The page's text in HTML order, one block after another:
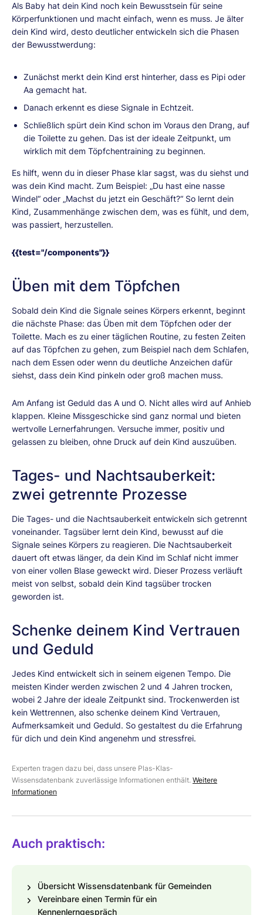
Als Baby hat dein Kind noch kein Bewusstsein für seine
Körperfunktionen und macht einfach, wenn es muss. Je älter
dein Kind wird, desto deutlicher entwickeln sich die Phasen
der Bewusstwerdung:
Zunächst merkt dein Kind erst hinterher, dass es Pipi oder
Aa gemacht hat.
Danach erkennt es diese Signale in Echtzeit.
Schließlich spürt dein Kind schon im Voraus den Drang, auf
die Toilette zu gehen. Das ist der ideale Zeitpunkt, um
wirklich mit dem Töpfchentraining zu beginnen.
Es hilft, wenn du in dieser Phase klar sagst, was du siehst und
was dein Kind macht. Zum Beispiel: „Du hast eine nasse
Windel“ oder „Machst du jetzt ein Geschäft?“ So lernt dein
Kind, Zusammenhänge zwischen dem, was es fühlt, und dem,
was passiert, herzustellen.
{{test="/components"}}
Üben mit dem Töpfchen
Sobald dein Kind die Signale seines Körpers erkennt, beginnt
die nächste Phase: das Üben mit dem Töpfchen oder der
Toilette. Mach es zu einer täglichen Routine, zu festen Zeiten
auf das Töpfchen zu gehen, zum Beispiel nach dem Schlafen,
nach dem Essen oder wenn du deutliche Anzeichen dafür
siehst, dass dein Kind pinkeln oder groß machen muss.
Am Anfang ist Geduld das A und O. Nicht alles wird auf Anhieb
klappen. Kleine Missgeschicke sind ganz normal und bieten
wertvolle Lernerfahrungen. Versuche immer, positiv und
gelassen zu bleiben, ohne Druck auf dein Kind auszuüben.
Tages- und Nachtsauberkeit:
zwei getrennte Prozesse
Die Tages- und die Nachtsauberkeit entwickeln sich getrennt
voneinander. Tagsüber lernt dein Kind, bewusst auf die
Signale seines Körpers zu reagieren. Die Nachtsauberkeit
dauert oft etwas länger, da dein Kind im Schlaf nicht immer
von einer vollen Blase geweckt wird. Dieser Prozess verläuft
meist von selbst, sobald dein Kind tagsüber trocken
geworden ist.
Schenke deinem Kind Vertrauen
und Geduld
Jedes Kind entwickelt sich in seinem eigenen Tempo. Die
meisten Kinder werden zwischen 2 und 4 Jahren trocken,
wobei 2 Jahre der ideale Zeitpunkt sind. Trockenwerden ist
kein Wettrennen, also schenke deinem Kind Vertrauen,
Aufmerksamkeit und Geduld. So gestaltest du die Erfahrung
für dich und dein Kind angenehm und stressfrei.
Experten tragen dazu bei, dass unsere Plas-Klas-
Wissensdatenbank zuverlässige Informationen enthält. Weitere
Informationen
Auch praktisch:
Übersicht Wissensdatenbank für Gemeinden
Vereinbare einen Termin für ein
Kennenlerngespräch